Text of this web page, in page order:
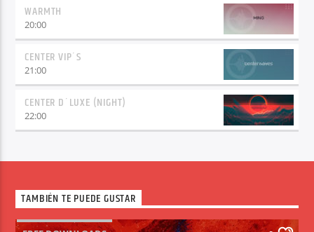
WARMTH
20:00
CENTER VIP´S
21:00
CENTER D´LUXE (NIGHT)
22:00
TAMBIÉN TE PUEDE GUSTAR